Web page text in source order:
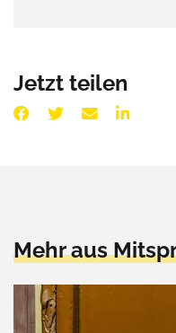
Jetzt teilen
Mehr aus